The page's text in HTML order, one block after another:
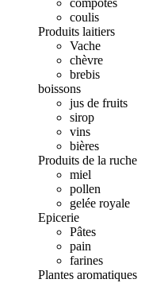
compotes
coulis
Produits laitiers
Vache
chèvre
brebis
boissons
jus de fruits
sirop
vins
bières
Produits de la ruche
miel
pollen
gelée royale
Epicerie
Pâtes
pain
farines
Plantes aromatiques